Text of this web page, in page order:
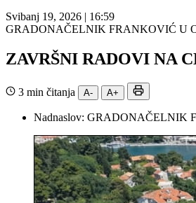
Svibanj 19, 2026 | 16:59
GRADONAČELNIK FRANKOVIĆ U
ZAVRŠNI RADOVI NA
3 min čitanja A- A+
Nadnaslov: GRADONAČELNIK